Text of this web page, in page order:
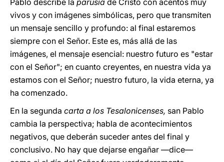
Pablo describe la parusía de Cristo con acentos muy
vivos y con imágenes simbólicas, pero que transmiten
un mensaje sencillo y profundo: al final estaremos
siempre con el Señor. Este es, más allá de las
imágenes, el mensaje esencial: nuestro futuro es "estar
con el Señor"; en cuanto creyentes, en nuestra vida ya
estamos con el Señor; nuestro futuro, la vida eterna, ya
ha comenzado.
En la segunda carta a los Tesalonicenses, san Pablo
cambia la perspectiva; habla de acontecimientos
negativos, que deberán suceder antes del final y
conclusivo. No hay que dejarse engañar —dice—